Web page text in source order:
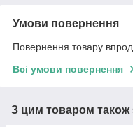
Умови повернення
Повернення товару
Всі умови повернення
З цим товаром